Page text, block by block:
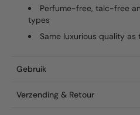
Perfume-free, talc-free
types
Same luxurious quality
Gebruik
Verzending & Retour